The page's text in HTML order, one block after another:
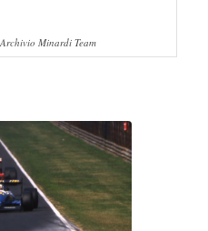
Minardi Team